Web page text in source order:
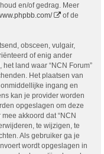
en/of gedrag. Meer
of de
obsceen, vulgair,
of enig ander
land waar “NCN Forum”
Het plaatsen van
ingang en
kan je provider worden
opgeslagen om deze
akkoord dat “NCN
te wijzigen, te
Als gebruiker ga je
wordt opgeslagen in